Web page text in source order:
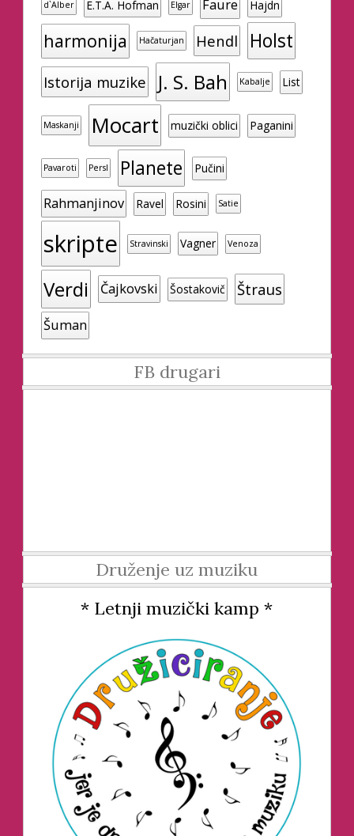
d`Alber E.T.A. Hofman Elgar Faure Hajdn
harmonija Hačaturjan Hendl Holst
Istorija muzike J. S. Bah Kabalje List
Maskanji Mocart muzički oblici Paganini
Pavaroti Persl Planete Pučini
Rahmanjinov Ravel Rosini Satie
skripte Stravinski Vagner Venoza
Verdi Čajkovski Šostakovič Štraus
Šuman
FB drugari
Druženje uz muziku
* Letnji muzički kamp *